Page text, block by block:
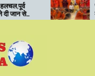
रुड़की में कोर यूनिवर्सिटी का ‘सनातन
मंथन’: संत सम्मेलन में आध्यात्मिक
शिक्षा और संस्कारों पर जोर